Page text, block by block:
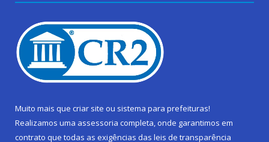
Muito mais que criar site ou sistema para prefeituras!
Realizamos uma assessoria completa, onde garantimos em
contrato que todas as exigências das leis de transparência